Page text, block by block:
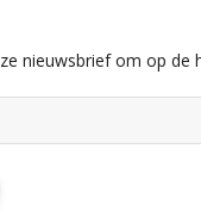
nieuwsbrief om op de